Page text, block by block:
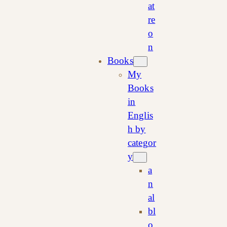
at
re
o
n
Books
My
Books
in
Englis
h by
categor
y
a
n
al
bl
o